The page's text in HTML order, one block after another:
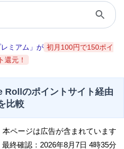
ミアム」が 初月100円で150ポイ
還元！
Rollのポイントサイト経由
比較
本ページは広告が含まれています
最終確認：2026年8月7日 4時35分